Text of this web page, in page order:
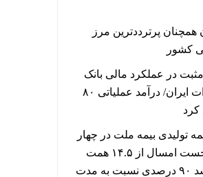
همچنان پرترددترین مرز
کشور
مثبت در عملکرد مالی بانک
صادرات ایران/ درآمد عملیاتی ۸۰
تولیدی بیمه ملت در چهار
ماه نخست امسال از ۱۴.۵ همت
گذشت/ رشد ۹۰ درصدی نسبت به مدت